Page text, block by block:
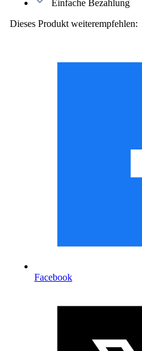
Einfache Bezahlung
Dieses Produkt weiterempfehlen:
Facebook